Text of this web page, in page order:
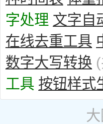
字处理 文字自
在线去重工具
数字大写转换
工具 按钮样式